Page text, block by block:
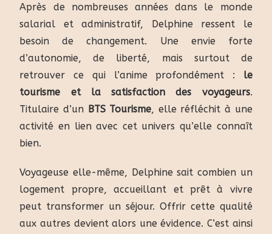
Après de nombreuses années dans le monde
salarial et administratif, Delphine ressent le
besoin de changement. Une envie forte
d’autonomie, de liberté, mais surtout de
retrouver ce qui l’anime profondément : le
tourisme et la satisfaction des voyageurs.
Titulaire d’un BTS Tourisme, elle réfléchit à une
activité en lien avec cet univers qu’elle connaît
bien.
Voyageuse elle-même, Delphine sait combien un
logement propre, accueillant et prêt à vivre
peut transformer un séjour. Offrir cette qualité
aux autres devient alors une évidence. C’est ainsi